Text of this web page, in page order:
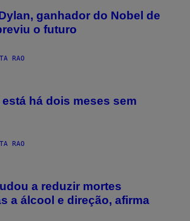
ganhador do Nobel de
o futuro
RAO
está há dois meses sem
RAO
a reduzir mortes
a álcool e direção, afirma